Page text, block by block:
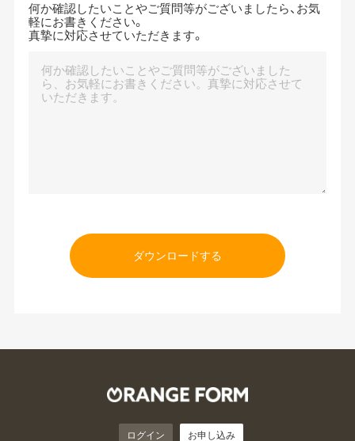
何か確認したいことやご質問等がございましたら、お気
軽にお書きください。
真摯に対応させていただきます。
ログイン お申し込み